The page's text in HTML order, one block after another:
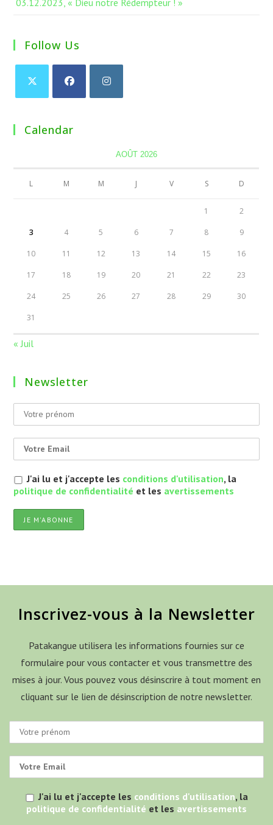
03.12.2023, « Dieu notre Rédempteur ! »
Follow Us
Calendar
AOÛT 2026
L M M J V S D
1 2
3 4 5 6 7 8 9
10 11 12 13 14 15 16
17 18 19 20 21 22 23
24 25 26 27 28 29 30
31
« Juil
Newsletter
J'ai lu et j'accepte les conditions d'utilisation, la
politique de confidentialité et les avertissements
Inscrivez-vous à la Newsletter
Patakangue utilisera les informations fournies sur ce
formulaire pour vous contacter et vous transmettre des
mises à jour. Vous pouvez vous désinscrire à tout moment en
cliquant sur le lien de désinscription de notre newsletter.
J'ai lu et j'accepte les conditions d'utilisation, la
politique de confidentialité et les avertissements